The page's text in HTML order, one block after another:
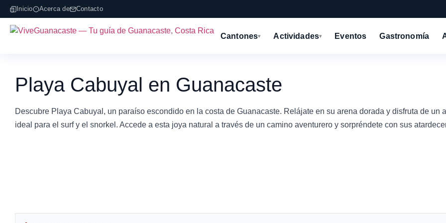
Inicio Acerca de Contacto
Cantones▾ Actividades▾ Eventos Gastronomía
Playa Cabuyal en Guanacaste
Descubre Playa Cabuyal, un paraíso escondido en la costa de Guanacaste. Relájate en su arena dorada y disfruta de un
ideal para el surf y el snorkel. Accede a esta joya natural a través de un camino aventurero y sorpréndete con sus